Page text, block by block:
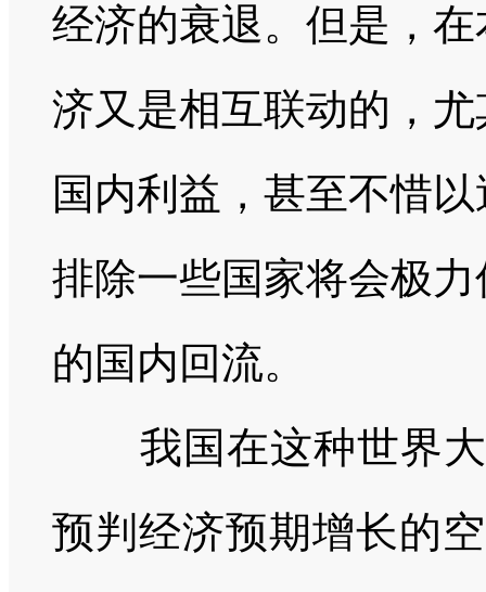
经济的衰退。但是，
济又是相互联动的，
国内利益，甚至不惜
排除一些国家将会极
的国内回流。
我国在这种世界大
预判经济预期增长的